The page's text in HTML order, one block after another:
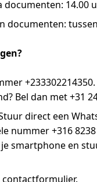
documenten: 14.00
documenten: tussen
Bel dan met +31
direct een
nummer +316
smartphone en
contactformulier.